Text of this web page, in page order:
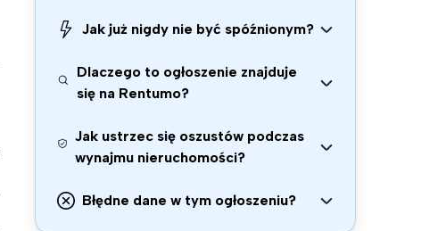
Jak już nigdy nie być spóźnionym?
Dlaczego to ogłoszenie znajduje
się na Rentumo?
Jak ustrzec się oszustów podczas
wynajmu nieruchomości?
Błędne dane w tym ogłoszeniu?